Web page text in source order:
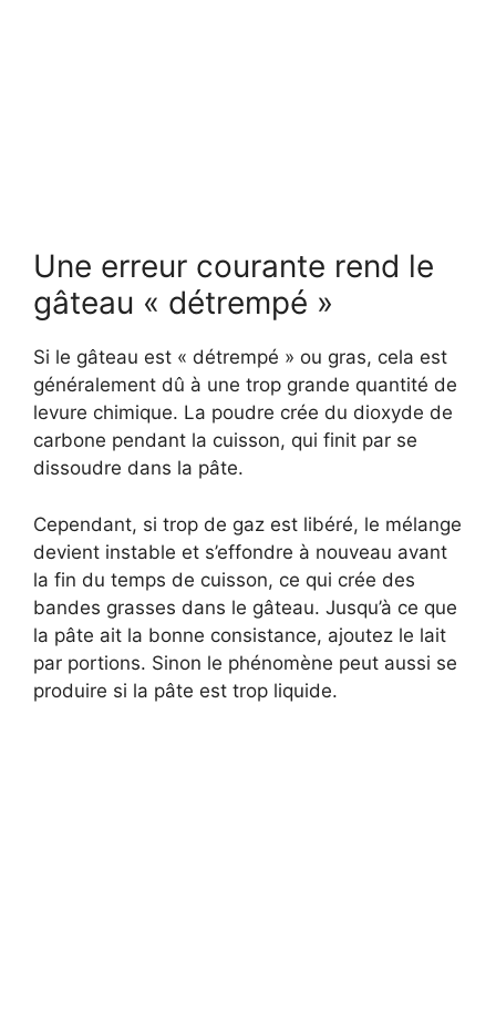
Une erreur courante rend le
gâteau « détrempé »
Si le gâteau est « détrempé » ou gras, cela est
généralement dû à une trop grande quantité de
levure chimique. La poudre crée du dioxyde de
carbone pendant la cuisson, qui finit par se
dissoudre dans la pâte.
Cependant, si trop de gaz est libéré, le mélange
devient instable et s’effondre à nouveau avant
la fin du temps de cuisson, ce qui crée des
bandes grasses dans le gâteau. Jusqu’à ce que
la pâte ait la bonne consistance, ajoutez le lait
par portions. Sinon le phénomène peut aussi se
produire si la pâte est trop liquide.